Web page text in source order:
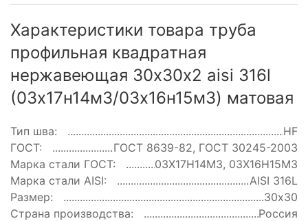
Характеристики товара труба
профильная квадратная
нержавеющая 30х30х2 aisi 316l
(03х17н14м3/03х16н15м3) матовая
Тип шва:
HF
ГОСТ:
ГОСТ 8639-82, ГОСТ 30245-2003
Марка стали ГОСТ:
03Х17Н14М3, 03Х16Н15М3
Марка стали AISI:
AISI 316L
Размер:
30х30
Страна производства:
Россия